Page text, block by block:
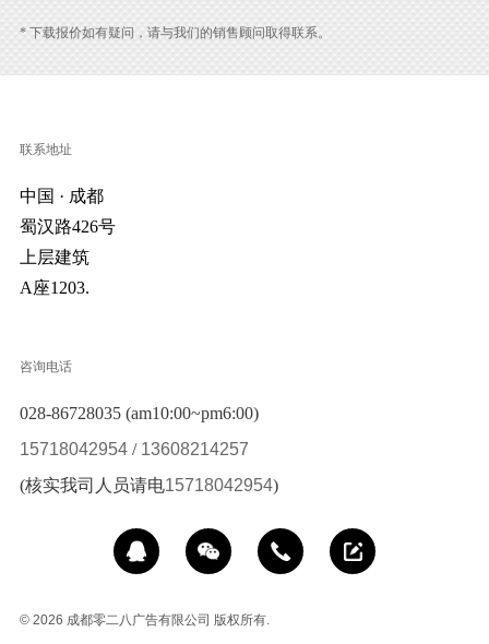
* 下载报价如有疑问，请与我们的销售顾问取得联系。
联系地址
中国 · 成都
蜀汉路426号
上层建筑
A座1203.
咨询电话
028-86728035 (am10:00~pm6:00)
15718042954/ 13608214257
(核实我司人员请电15718042954)
© 2026 成都零二八广告有限公司 版权所有.